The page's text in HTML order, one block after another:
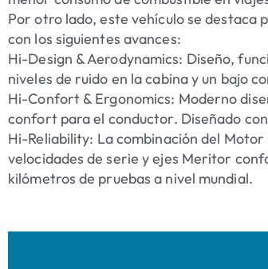
Por otro lado, este vehículo se
con los siguientes avances:
Hi-Design & Aerodynamics: Diseño,
niveles de ruido en la cabina y un bajo
Hi-Confort & Ergonomics: Moderno
confort para el conductor. Diseñado
Hi-Reliability: La combinación del Motor
velocidades de serie y ejes Meritor
kilómetros de pruebas a nivel mundial.